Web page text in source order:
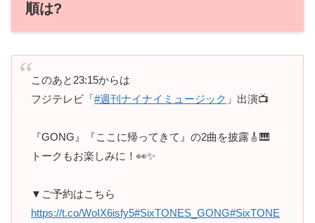
順は?
このあと23:15からは
フジテレビ「#週刊ナイナイミュージック 」出演📺
『GONG』『ここに帰ってきて』の2曲を披露🎸🎹
トークもお楽しみに！👀✨
▼ご予約はこちら
https://t.co/WoIX6isfy5#SixTONES_GONG#SixTONE